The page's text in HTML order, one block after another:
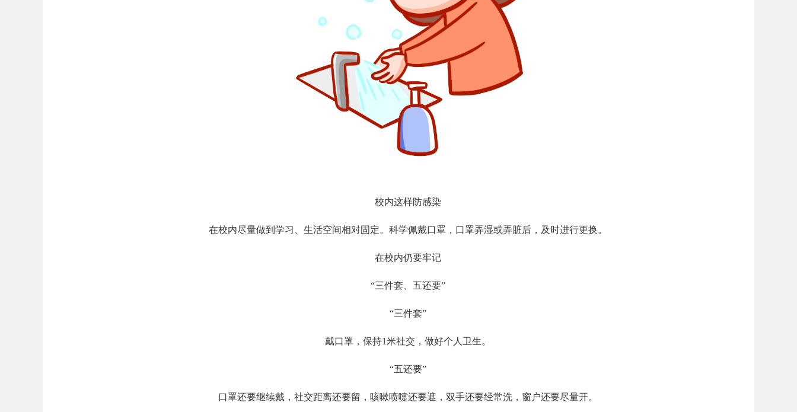
校内这样防感染
在校内尽量做到学习、生活空间相对固定。科学佩戴口罩，口罩弄湿或弄脏后，及时进行更换。
在校内仍要牢记
“三件套、五还要”
“三件套”
戴口罩，保持1米社交，做好个人卫生。
“五还要”
口罩还要继续戴，社交距离还要留，咳嗽喷嚏还要遮，双手还要经常洗，窗户还要尽量开。